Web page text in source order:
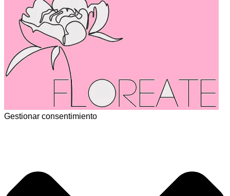
Gestionar consentimiento